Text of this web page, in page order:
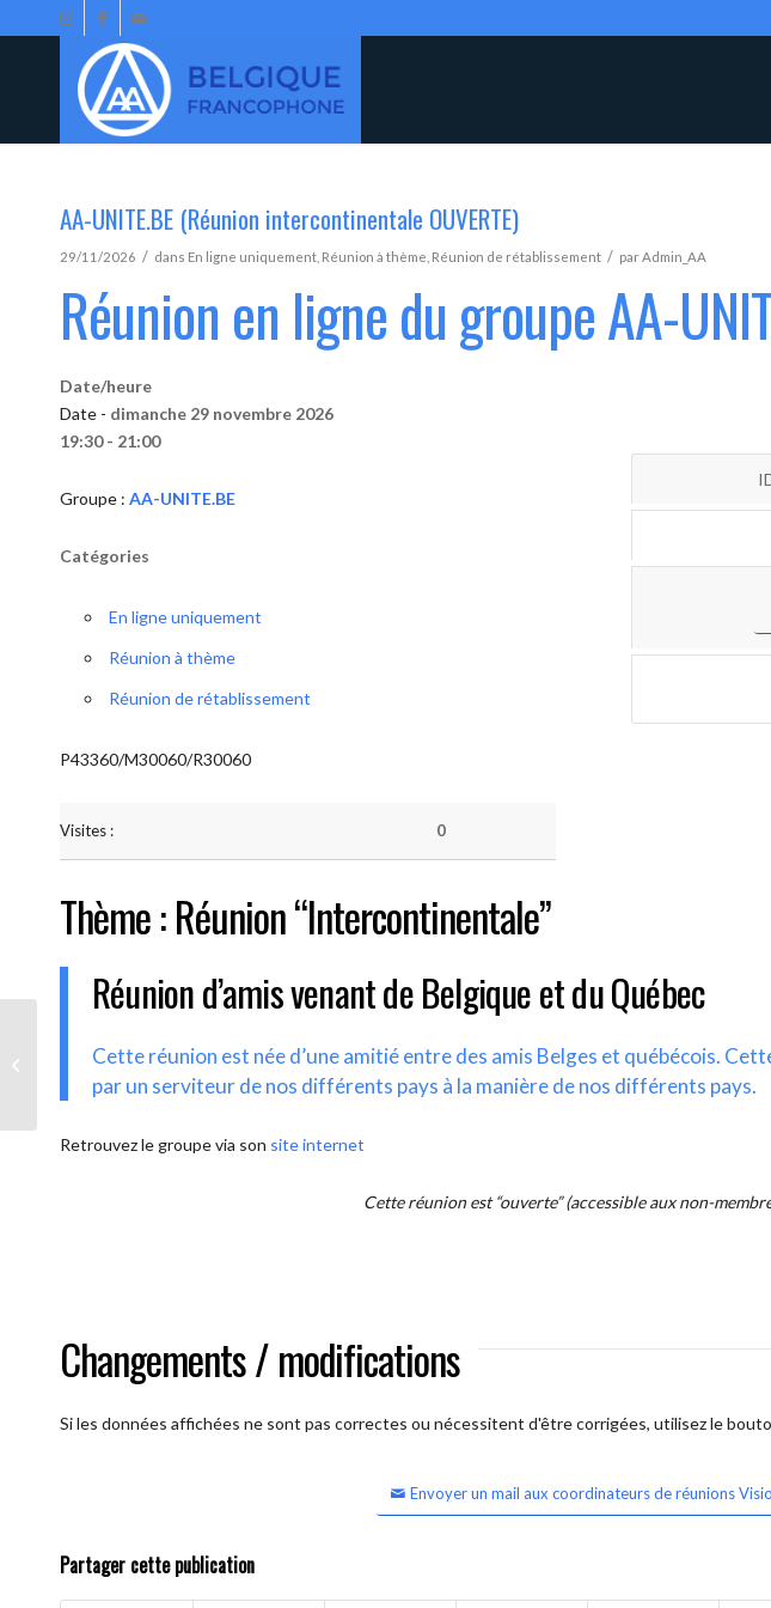
AA-UNITE.BE (Réunion intercontinentale OUVERTE)
29/11/2026 / dans En ligne uniquement Réunion à thème Réunion de rétablissement / parAdmin_AA
Réunion en ligne du groupe AA-
Date/heure
Date - dimanche 29 novembre 2026
19:30 - 21:00
Groupe : AA-UNITE.BE
Catégories
En ligne uniquement
Réunion à thème
Réunion de rétablissement
P43360/M30060/R30060
Visites : 0
Thème : Réunion “Intercontinentale”
Réunion d’amis venant de Belgique et du Québec
Cette réunion est née d’une amitié entre des amis Belges et québécois.
par un serviteur de nos différents pays à la manière de nos différents pays.
Retrouvez le groupe via son site internet
Cette réunion est “ouverte” (accessible aux non-
Changements / modifications
Si les données affichées ne sont pas correctes ou nécessitent d'être corrigées, utilisez le
Envoyer un mail aux coordinateurs de réunions
Partager cette publication
AA-UNITE.BE (Réunion
intercontinentale OUVERTE)